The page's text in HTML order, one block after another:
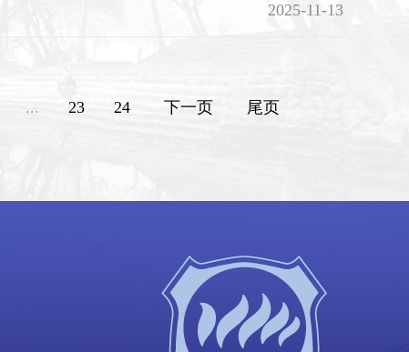
2025-11-13
... 23 24 下一页 尾页